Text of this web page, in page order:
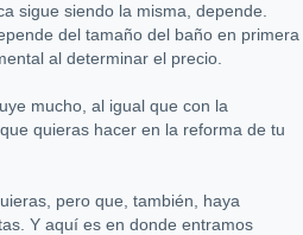
sigue siendo la misma, depende.
del tamaño del baño en primera
al determinar el precio.
mucho, al igual que con la
quieras hacer en la reforma de tu
pero que, también, haya
Y aquí es en donde entramos